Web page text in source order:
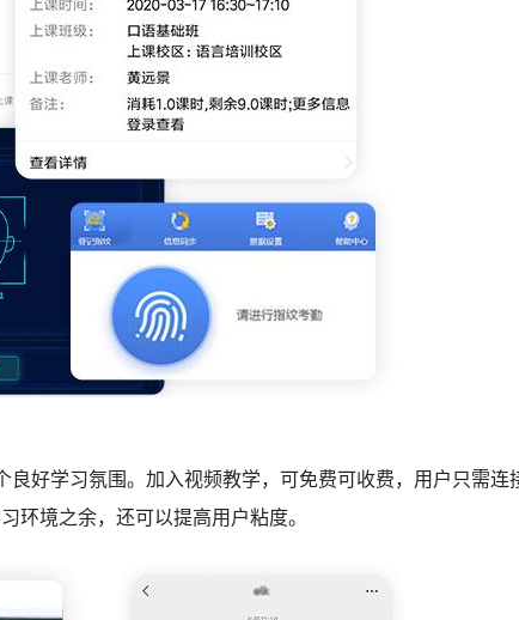
好学习氛围。加入视频教学，可免费可收费，用户只需连
环境之余，还可以提高用户粘度。